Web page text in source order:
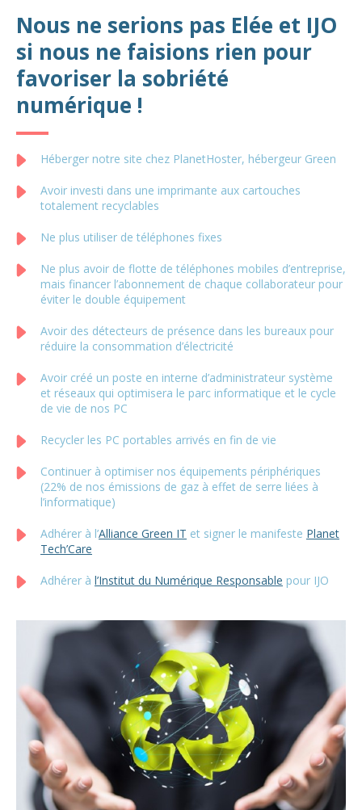
Nous ne serions pas Elée et IJO
si nous ne faisions rien pour
favoriser la sobriété
numérique !
Héberger notre site chez PlanetHoster, hébergeur Green
Avoir investi dans une imprimante aux cartouches
totalement recyclables
Ne plus utiliser de téléphones fixes
Ne plus avoir de flotte de téléphones mobiles d’entreprise,
mais financer l’abonnement de chaque collaborateur pour
éviter le double équipement
Avoir des détecteurs de présence dans les bureaux pour
réduire la consommation d’électricité
Avoir créé un poste en interne d’administrateur système
et réseaux qui optimisera le parc informatique et le cycle
de vie de nos PC
Recycler les PC portables arrivés en fin de vie
Continuer à optimiser nos équipements périphériques
(22% de nos émissions de gaz à effet de serre liées à
l’informatique)
Adhérer à l’Alliance Green IT et signer le manifeste Planet
Tech’Care
Adhérer à l’Institut du Numérique Responsable pour IJO